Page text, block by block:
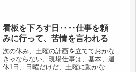
で、多分、駅前に大きな商業施設が出
来て、...
看板を下ろす日‥‥仕事を頼
みに行って、苦情を言われる
次の休み、土曜の計画を立てておかな
きゃならない、現場仕事は、基本、週
休1日、日曜だけだ、土曜に動かなき